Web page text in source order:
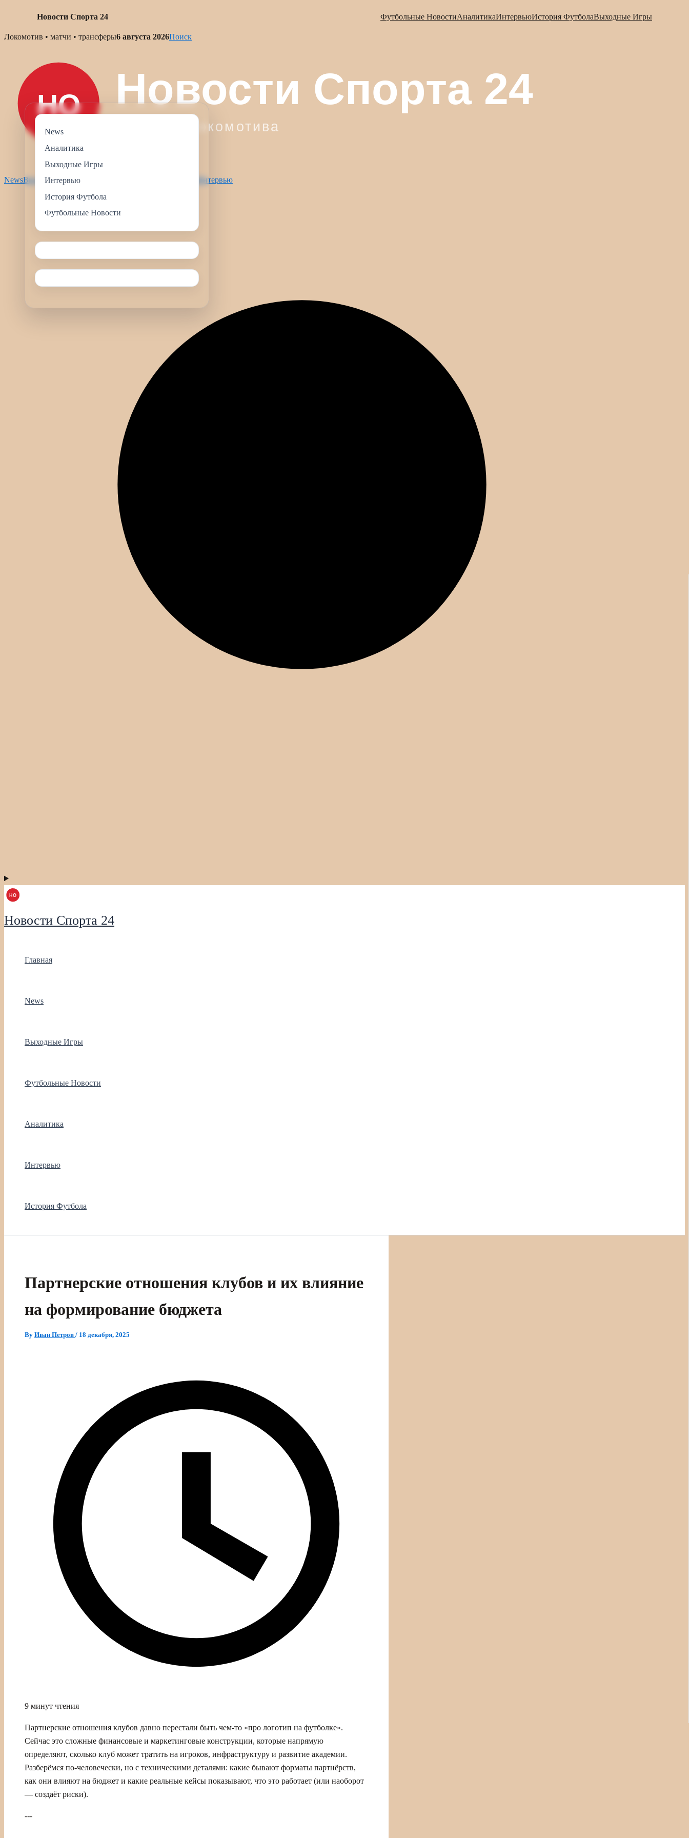
Новости Спорта 24 Футбольные НовостиАналитикаИнтервьюИстория ФутболаВыходные Игры
Skip
Локомотив • матчи • трансферы6 августа 2026Поиск
NewsВыходные Игры Интервью
Новости Спорта 24
Главная
News
Выходные Игры
Футбольные Новости
Аналитика
Интервью
История Футбола
Партнерские отношения клубов и их влияние
на формирование бюджета
By Иван Петров / 18 декабря, 2025
9 минут чтения
Партнерские отношения клубов давно перестали быть чем‑то «про логотип на футболке».
Сейчас это сложные финансовые и маркетинговые конструкции, которые напрямую
определяют, сколько клуб может тратить на игроков, инфраструктуру и развитие академии.
Разберёмся по‑человечески, но с техническими деталями: какие бывают форматы партнёрств,
как они влияют на бюджет и какие реальные кейсы показывают, что это работает (или наоборот
— создаёт риски).
---
News
Аналитика
Выходные Игры
Интервью
История Футбола
Футбольные Новости